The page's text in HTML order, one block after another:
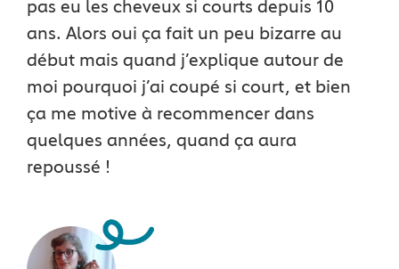
pas eu les cheveux si courts depuis 10
ans. Alors oui ça fait un peu bizarre au
début mais quand j’explique autour de
moi pourquoi j’ai coupé si court, et bien
ça me motive à recommencer dans
quelques années, quand ça aura
repoussé !